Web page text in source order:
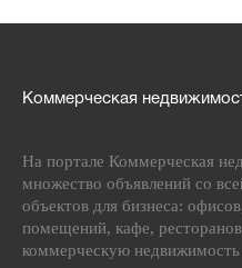
Коммерческая
На портале Коммерческая
множество объявлений со
объектов для бизнеса:
помещений, кафе,
коммерческую